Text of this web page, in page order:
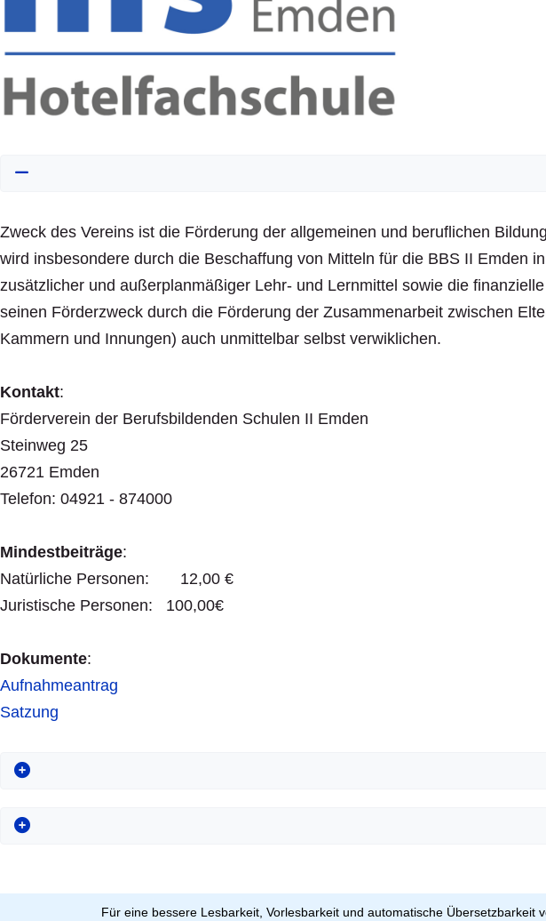
Zweck des Vereins ist die Förderung der allgemeinen und beruflichen
wird insbesondere durch die Beschaffung von Mitteln für die BBS II Emden
zusätzlicher und außerplanmäßiger Lehr- und Lernmittel sowie die
seinen Förderzweck durch die Förderung der Zusammenarbeit zwischen
Kammern und Innungen) auch unmittelbar selbst verwiklichen.
Kontakt:
Förderverein der Berufsbildenden Schulen II Emden
Steinweg 25
26721 Emden
Telefon: 04921 - 874000
Mindestbeiträge:
Natürliche Personen: 12,00 €
Juristische Personen: 100,00€
Dokumente:
Aufnahmeantrag
Satzung
Für eine bessere Lesbarkeit, Vorlesbarkeit und automatische